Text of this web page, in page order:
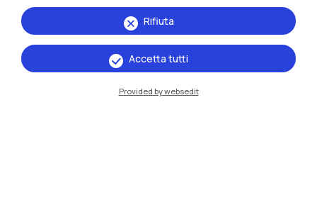
Rifiuta
Accetta tutti
Provided by websedit